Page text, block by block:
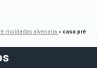
moldadas alvenaria » casa pré